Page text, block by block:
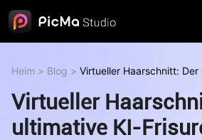
Heim > Blog > Virtueller Haarschnitt:
Virtueller
ultimative KI-